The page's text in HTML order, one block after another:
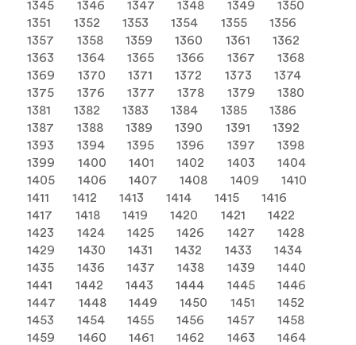
1345 1346 1347 1348 1349
1350
1351
1352 1353 1354 1355
1356
1357
1358 1359 1360 1361
1362
1363
1364 1365 1366 1367
1368
1369
1370 1371 1372 1373
1374
1375
1376 1377 1378 1379
1380
1381
1382 1383 1384 1385
1386
1387
1388 1389 1390 1391
1392
1393
1394 1395 1396 1397
1398
1399
1400 1401 1402 1403
1404
1405
1406 1407 1408 1409
1410
1411
1412 1413 1414 1415
1416
1417
1418 1419 1420 1421
1422
1423
1424 1425 1426 1427
1428
1429
1430 1431 1432 1433
1434
1435
1436 1437 1438 1439
1440
1441
1442 1443 1444 1445
1446
1447
1448 1449 1450 1451
1452
1453
1454 1455 1456 1457
1458
1459
1460 1461 1462 1463
1464